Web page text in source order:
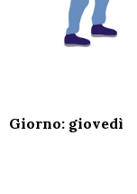
Giorno: giovedì